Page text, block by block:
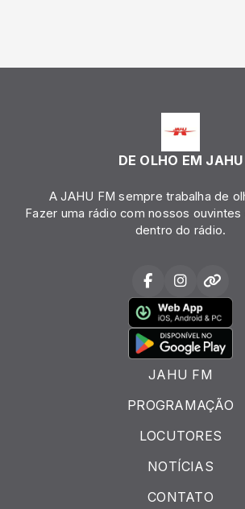
DE OLHO EM JAHU
A JAHU FM sempre trabalha de
Fazer uma rádio com nossos
dentro do rádio.
JAHU FM
PROGRAMAÇÃO
LOCUTORES
NOTÍCIAS
CONTATO